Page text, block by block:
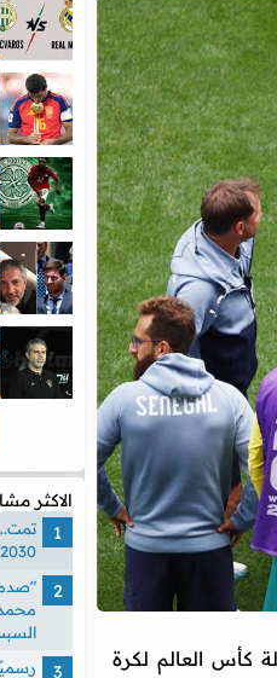
كأس العالم لكرة
الاكثر
2030
محمد